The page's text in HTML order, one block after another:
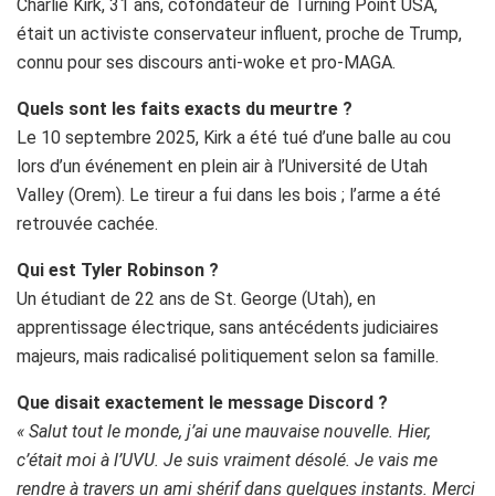
Charlie Kirk, 31 ans, cofondateur de Turning Point USA,
était un activiste conservateur influent, proche de Trump,
connu pour ses discours anti-woke et pro-MAGA.
Quels sont les faits exacts du meurtre ?
Le 10 septembre 2025, Kirk a été tué d’une balle au cou
lors d’un événement en plein air à l’Université de Utah
Valley (Orem). Le tireur a fui dans les bois ; l’arme a été
retrouvée cachée.
Qui est Tyler Robinson ?
Un étudiant de 22 ans de St. George (Utah), en
apprentissage électrique, sans antécédents judiciaires
majeurs, mais radicalisé politiquement selon sa famille.
Que disait exactement le message Discord ?
« Salut tout le monde, j’ai une mauvaise nouvelle. Hier,
c’était moi à l’UVU. Je suis vraiment désolé. Je vais me
rendre à travers un ami shérif dans quelques instants. Merci